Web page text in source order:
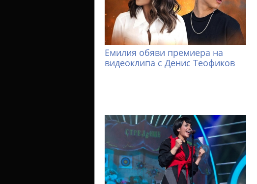
Емилия обяви премиера на
видеоклипа с Денис Теофиков